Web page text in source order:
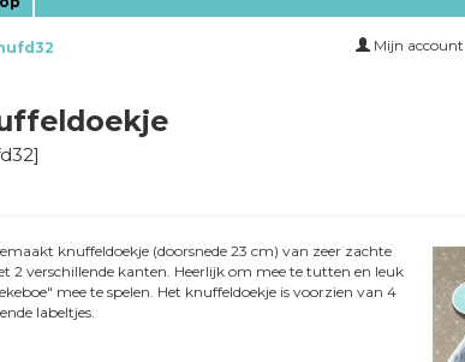
Mijn account
]
knuffeldoekje (doorsnede 23 cm) van zeer zachte
2 verschillende kanten. Heerlijk om mee te tutten en leuk
mee te spelen. Het knuffeldoekje is voorzien van 4
labeltjes.